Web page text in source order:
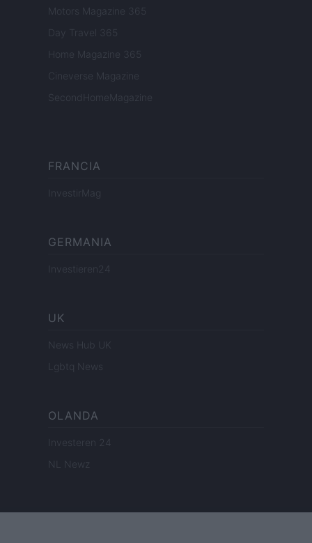
Motors Magazine 365
Day Travel 365
Home Magazine 365
Cineverse Magazine
SecondHomeMagazine
FRANCIA
InvestirMag
GERMANIA
Investieren24
UK
News Hub UK
Lgbtq News
OLANDA
Investeren 24
NL Newz